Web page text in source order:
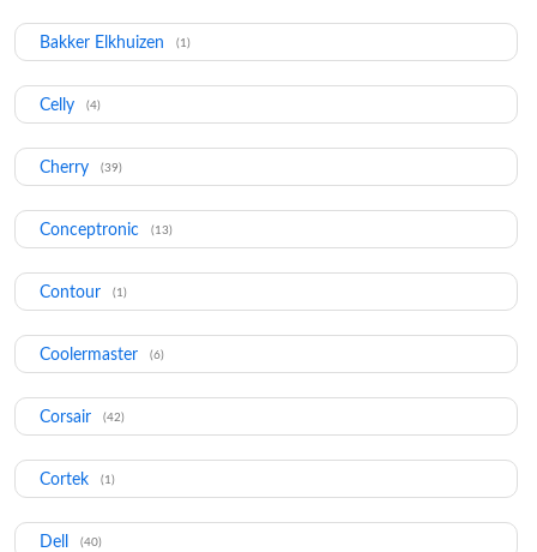
Bakker Elkhuizen (1)
Celly (4)
Cherry (39)
Conceptronic (13)
Contour (1)
Coolermaster (6)
Corsair (42)
Cortek (1)
Dell (40)